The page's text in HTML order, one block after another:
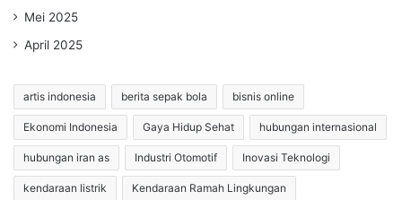
Mei 2025
April 2025
artis indonesia berita sepak bola bisnis online
Ekonomi Indonesia Gaya Hidup Sehat hubungan internasional
hubungan iran as Industri Otomotif Inovasi Teknologi
kendaraan listrik Kendaraan Ramah Lingkungan